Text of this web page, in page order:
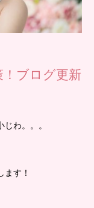
ブログ更新
わ。。。
す！